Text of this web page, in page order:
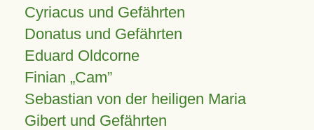
Cyriacus und Gefährten
Donatus und Gefährten
Eduard Oldcorne
Finian Cam
Sebastian von der heiligen Maria
Gibert und Gefährten